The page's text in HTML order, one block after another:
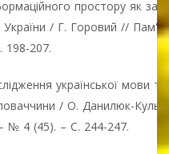
простору як
України / Г. Горовий //
198-207.
української мови та
/ О. Данилюк-
№ 4 (45). – С. 244-247.